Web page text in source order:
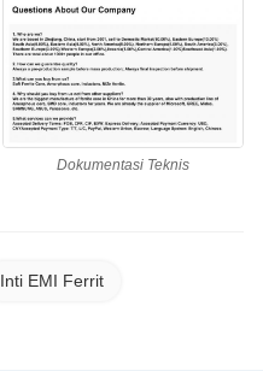
Dokumentasi Teknis
Inti EMI Ferrit